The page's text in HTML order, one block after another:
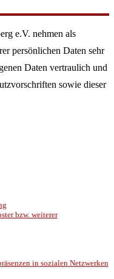
e.V. nehmen als
persönlichen Daten sehr
Daten vertraulich und
sowie dieser
bzw. weiterer
in sozialen Netzwerken